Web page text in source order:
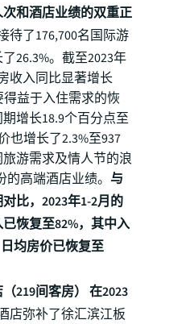
和酒店业绩的双重正
待了176,700名国际游
26.3%。截至2023年
收入同比显著增长
得益于入住需求的恢
增长18.9个百分点至
也增长了2.3%至937
游需求及情人节的浪
高端酒店业绩。 与
比，2023年1-2月的
恢复至82%，其中入
均房价已恢复至
219间客房） 在2023
店弥补了徐汇滨江板